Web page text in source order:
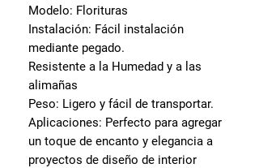
Modelo: Florituras
Instalación: Fácil instalación
mediante pegado.
Resistente a la Humedad y a las
alimañas
Peso: Ligero y fácil de transportar.
Aplicaciones: Perfecto para agregar
un toque de encanto y elegancia a
proyectos de diseño de interior